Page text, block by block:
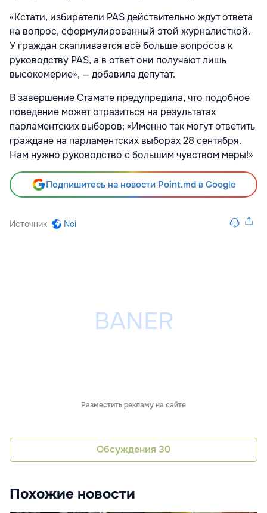
«Кстати, избиратели PAS действительно ждут ответа
на вопрос, сформулированный этой журналисткой.
У граждан скапливается всё больше вопросов к
руководству PAS, а в ответ они получают лишь
высокомерие», — добавила депутат.
В завершение Стамате предупредила, что подобное
поведение может отразиться на результатах
парламентских выборов: «Именно так могут ответить
граждане на парламентских выборах 28 сентября.
Нам нужно руководство с большим чувством меры!»
Подпишитесь на новости Point.md в Google
Источник Noi
Разместить рекламу на сайте
Обсуждения 30
Похожие новости